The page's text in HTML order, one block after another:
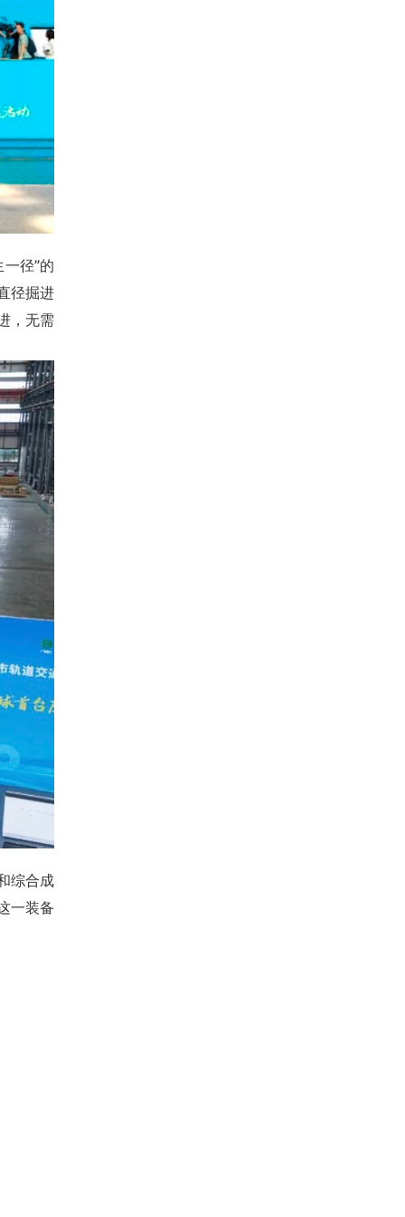
径”的
径掘进
，无需
综合成
一装备